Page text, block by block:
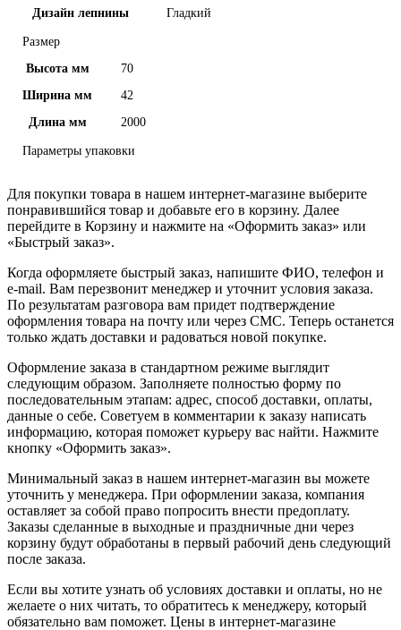
Дизайн лепнины
Гладкий
Размер
Высота мм
70
Ширина мм
42
Длина мм
2000
Параметры упаковки
Для покупки товара в нашем интернет-магазине выберите
понравившийся товар и добавьте его в корзину. Далее
перейдите в Корзину и нажмите на «Оформить заказ» или
«Быстрый заказ».
Когда оформляете быстрый заказ, напишите ФИО, телефон и
e-mail. Вам перезвонит менеджер и уточнит условия заказа.
По результатам разговора вам придет подтверждение
оформления товара на почту или через СМС. Теперь останется
только ждать доставки и радоваться новой покупке.
Оформление заказа в стандартном режиме выглядит
следующим образом. Заполняете полностью форму по
последовательным этапам: адрес, способ доставки, оплаты,
данные о себе. Советуем в комментарии к заказу написать
информацию, которая поможет курьеру вас найти. Нажмите
кнопку «Оформить заказ».
Минимальный заказ в нашем интернет-магазин вы можете
уточнить у менеджера. При оформлении заказа, компания
оставляет за собой право попросить внести предоплату.
Заказы сделанные в выходные и праздничные дни через
корзину будут обработаны в первый рабочий день следующий
после заказа.
Если вы хотите узнать об условиях доставки и оплаты, но не
желаете о них читать, то обратитесь к менеджеру, который
обязательно вам поможет. Цены в интернет-магазине